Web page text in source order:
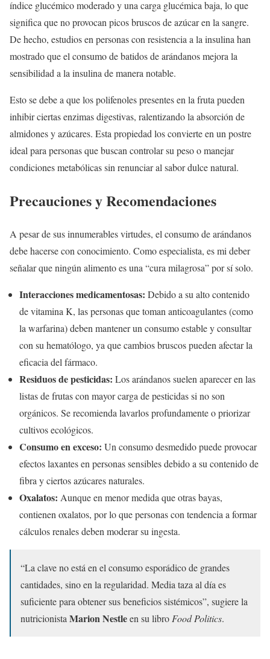
índice glucémico moderado y una carga glucémica baja, lo que
significa que no provocan picos bruscos de azúcar en la sangre.
De hecho, estudios en personas con resistencia a la insulina han
mostrado que el consumo de batidos de arándanos mejora la
sensibilidad a la insulina de manera notable.
Esto se debe a que los polifenoles presentes en la fruta pueden
inhibir ciertas enzimas digestivas, ralentizando la absorción de
almidones y azúcares. Esta propiedad los convierte en un postre
ideal para personas que buscan controlar su peso o manejar
condiciones metabólicas sin renunciar al sabor dulce natural.
Precauciones y Recomendaciones
A pesar de sus innumerables virtudes, el consumo de arándanos
debe hacerse con conocimiento. Como especialista, es mi deber
señalar que ningún alimento es una “cura milagrosa” por sí solo.
Interacciones medicamentosas: Debido a su alto contenido
de vitamina K, las personas que toman anticoagulantes (como
la warfarina) deben mantener un consumo estable y consultar
con su hematólogo, ya que cambios bruscos pueden afectar la
eficacia del fármaco.
Residuos de pesticidas: Los arándanos suelen aparecer en las
listas de frutas con mayor carga de pesticidas si no son
orgánicos. Se recomienda lavarlos profundamente o priorizar
cultivos ecológicos.
Consumo en exceso: Un consumo desmedido puede provocar
efectos laxantes en personas sensibles debido a su contenido de
fibra y ciertos azúcares naturales.
Oxalatos: Aunque en menor medida que otras bayas,
contienen oxalatos, por lo que personas con tendencia a formar
cálculos renales deben moderar su ingesta.
“La clave no está en el consumo esporádico de grandes
cantidades, sino en la regularidad. Media taza al día es
suficiente para obtener sus beneficios sistémicos”, sugiere la
nutricionista Marion Nestleen su libro Food Politics.